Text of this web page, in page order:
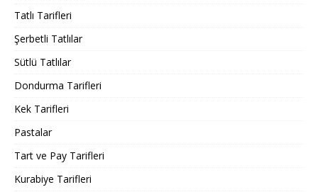
Tatlı Tarifleri
Şerbetli Tatlılar
Sütlü Tatlılar
Dondurma Tarifleri
Kek Tarifleri
Pastalar
Tart ve Pay Tarifleri
Kurabiye Tarifleri